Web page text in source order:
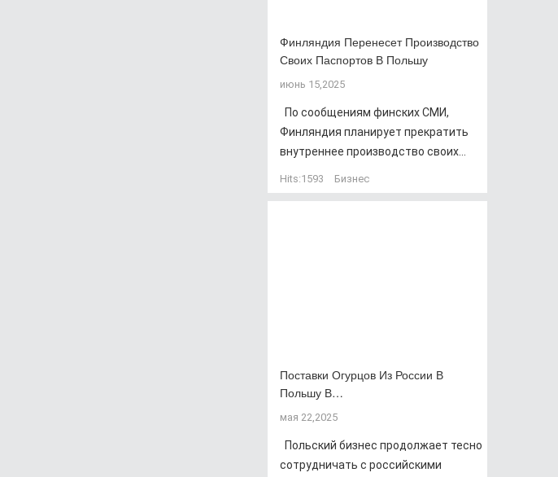
Финляндия Перенесет Производство
Своих Паспортов В Польшу
июнь 15,2025
По сообщениям финских СМИ,
Финляндия планирует прекратить
внутреннее производство своих...
Hits:1593 Бизнес
Поставки Огурцов Из России В
Польшу В…
мая 22,2025
Польский бизнес продолжает тесно
сотрудничать с российскими